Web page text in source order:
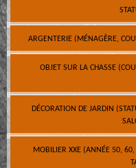
ARGENTERIE (MÉNAGÈRE,
OBJET SUR LA CHASSE
DÉCORATION DE JARDIN
MOBILIER XXE (ANNÉE 50,